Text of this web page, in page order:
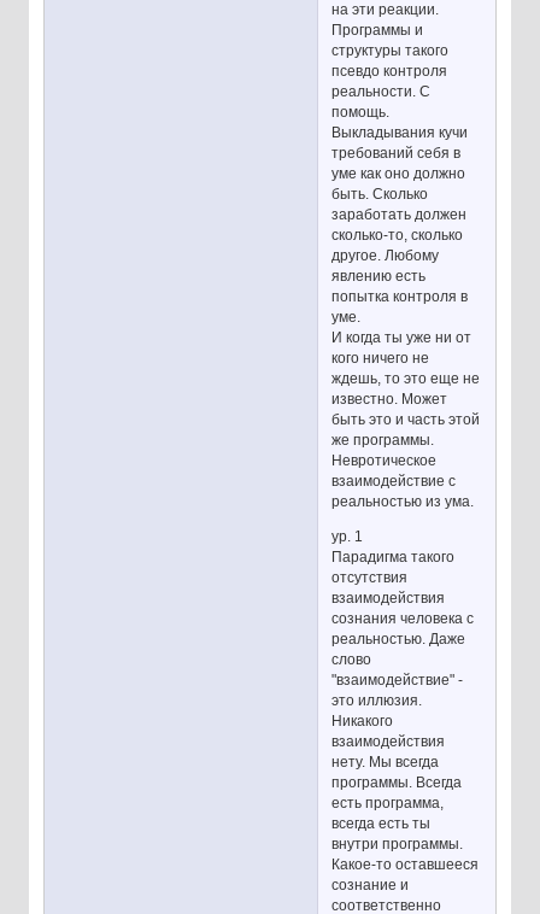
на эти реакции.
Программы и
структуры такого
псевдо контроля
реальности. С
помощь.
Выкладывания кучи
требований себя в
уме как оно должно
быть. Сколько
заработать должен
сколько-то, сколько
другое. Любому
явлению есть
попытка контроля в
уме.
И когда ты уже ни от
кого ничего не
ждешь, то это еще не
известно. Может
быть это и часть этой
же программы.
Невротическое
взаимодействие с
реальностью из ума.
ур. 1
Парадигма такого
отсутствия
взаимодействия
сознания человека с
реальностью. Даже
слово
"взаимодействие" -
это иллюзия.
Никакого
взаимодействия
нету. Мы всегда
программы. Всегда
есть программа,
всегда есть ты
внутри программы.
Какое-то оставшееся
сознание и
соответственно